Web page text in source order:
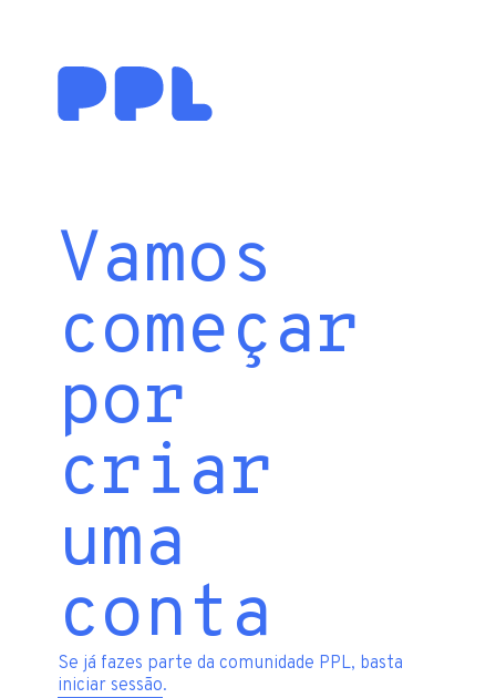
Vamos
começar
por
criar
uma
conta
Se já fazes parte da comunidade PPL, basta
iniciar sessão.